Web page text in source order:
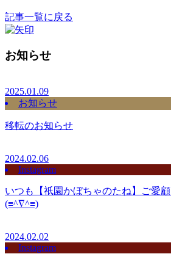
記事一覧に戻る
お知らせ
2025.01.09
お知らせ
移転のお知らせ
2024.02.06
Instagram
いつも【祇園かぼちゃのたね】ご愛
(≡^∇^≡)
2024.02.02
Instagram